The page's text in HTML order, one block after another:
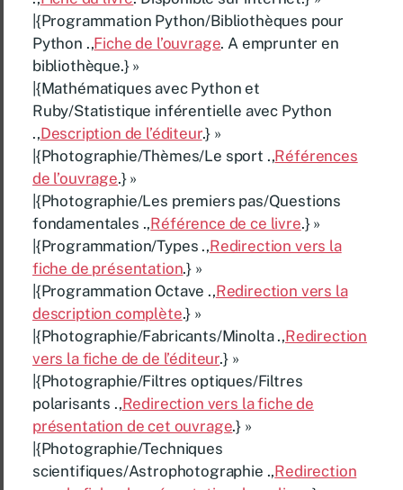
|{Programmation Python/Bibliothèques pour
Python .,Fiche de l’ouvrage. A emprunter en
bibliothèque.} »
|{Mathématiques avec Python et
Ruby/Statistique inférentielle avec Python
.,Description de l’éditeur.} »
|{Photographie/Thèmes/Le sport .,Références
de l’ouvrage.} »
|{Photographie/Les premiers pas/Questions
fondamentales .,Référence de ce livre.} »
|{Programmation/Types .,Redirection vers la
fiche de présentation.} »
|{Programmation Octave .,Redirection vers la
description complète.} »
|{Photographie/Fabricants/Minolta .,Redirection
vers la fiche de de l’éditeur.} »
|{Photographie/Filtres optiques/Filtres
polarisants .,Redirection vers la fiche de
présentation de cet ouvrage.} »
|{Photographie/Techniques
scientifiques/Astrophotographie .,Redirection